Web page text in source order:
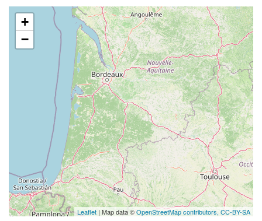
+
−
Leaflet | Map data ©OpenStreetMap contributors, CC-BY-SA